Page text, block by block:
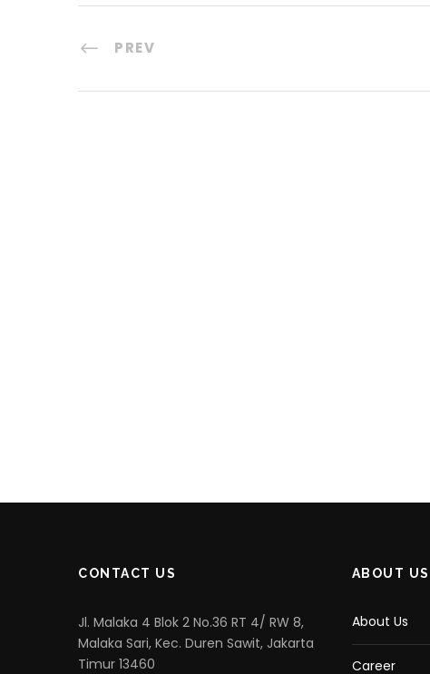
PREV
CONTACT US
Jl. Malaka 4 Blok 2 No.36 RT 4/ RW 8,
Malaka Sari, Kec. Duren Sawit, Jakarta
Timur 13460
ABOUT US
About Us
Career